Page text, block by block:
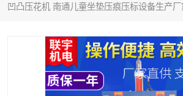
凹凸压花机 南通儿童坐垫压痕压标设备生产厂
高频压花压标机 自动超
泡壳包装封口机 海绵